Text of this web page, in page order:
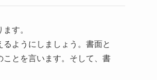
す。
ようにしましょう。書面と
とを言います。そして、書